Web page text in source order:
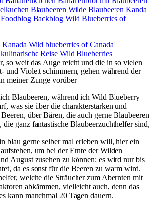
so weit das Auge reicht und die in so vielen
und Violett schimmern, gehen während der
meiner Zunge vorüber.
Blaubeeren, während ich Wild Blueberry
was sie über die charakterstarken und
über Bären, die auch gerne Blaubeeren
die ganz fantastische Blaubeerzuchthelfer sind,
blau gerne selber mal erleben will, hier ein
um bei der Ernte der Wilden
August zusehen zu können: es wird nur bis
da es sonst für die Beeren zu warm wird.
welche die Sträucher zum Abernten mit
abkämmen, vielleicht auch, denn das
kann manchmal 20 Tagen dauern.